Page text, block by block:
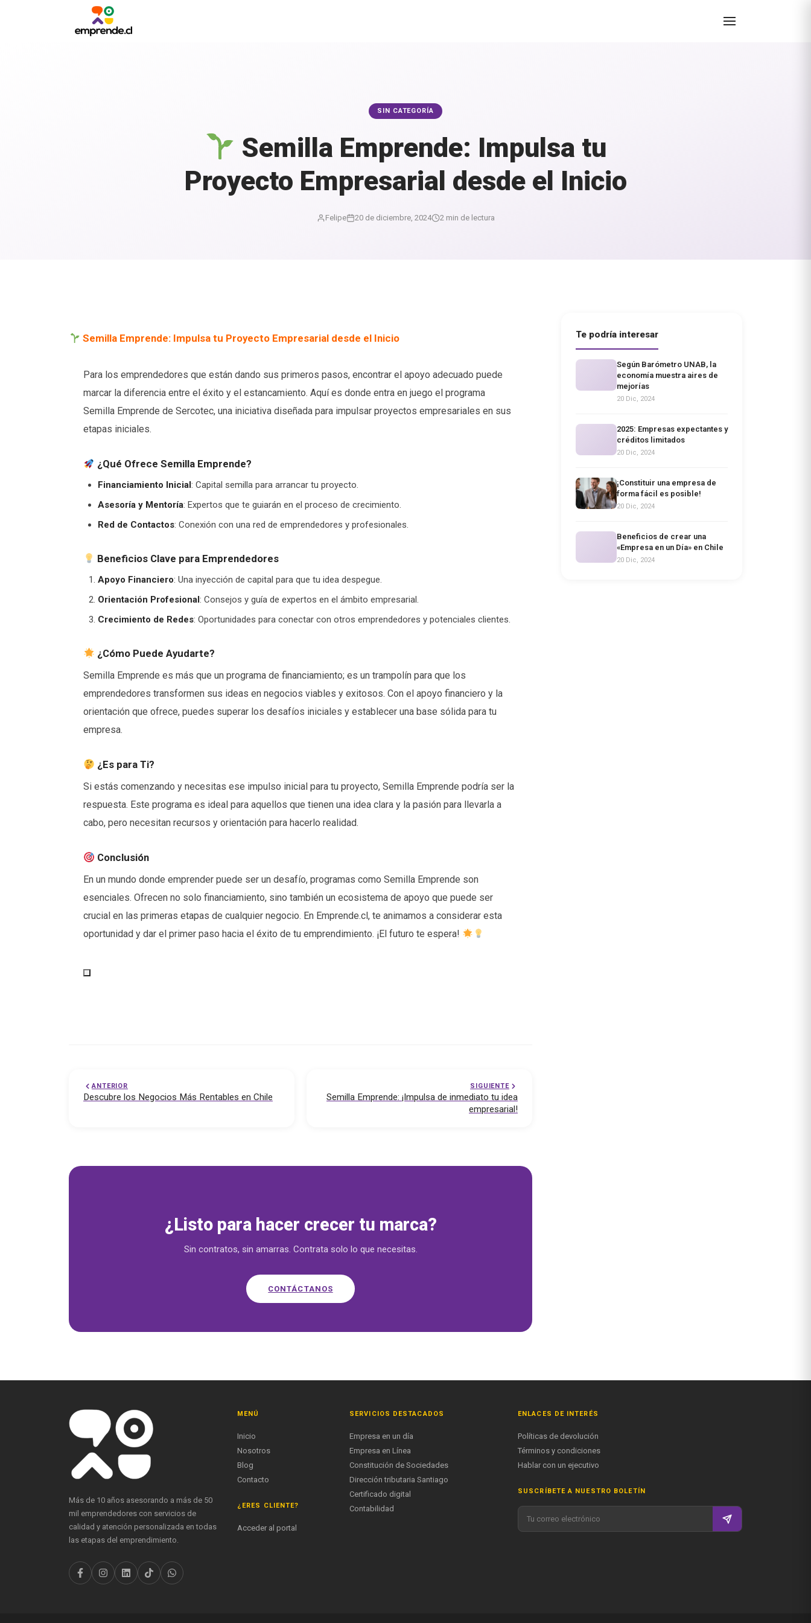
SIN CATEGORÍA
Semilla Emprende: Impulsa tu
Proyecto Empresarial desde el Inicio
Felipe 20 de diciembre, 2024 2 min de lectura
Semilla Emprende: Impulsa tu Proyecto Empresarial desde el Inicio
Para los emprendedores que están dando sus primeros pasos, encontrar el apoyo adecuado puede
marcar la diferencia entre el éxito y el estancamiento. Aquí es donde entra en juego el programa
Semilla Emprende de Sercotec, una iniciativa diseñada para impulsar proyectos empresariales en sus
etapas iniciales.
¿Qué Ofrece Semilla Emprende?
Financiamiento Inicial: Capital semilla para arrancar tu proyecto.
Asesoría y Mentoría: Expertos que te guiarán en el proceso de crecimiento.
Red de Contactos: Conexión con una red de emprendedores y profesionales.
Beneficios Clave para Emprendedores
Apoyo Financiero: Una inyección de capital para que tu idea despegue.
Orientación Profesional: Consejos y guía de expertos en el ámbito empresarial.
Crecimiento de Redes: Oportunidades para conectar con otros emprendedores y potenciales clientes.
¿Cómo Puede Ayudarte?
Semilla Emprende es más que un programa de financiamiento; es un trampolín para que los
emprendedores transformen sus ideas en negocios viables y exitosos. Con el apoyo financiero y la
orientación que ofrece, puedes superar los desafíos iniciales y establecer una base sólida para tu
empresa.
¿Es para Ti?
Si estás comenzando y necesitas ese impulso inicial para tu proyecto, Semilla Emprende podría ser la
respuesta. Este programa es ideal para aquellos que tienen una idea clara y la pasión para llevarla a
cabo, pero necesitan recursos y orientación para hacerlo realidad.
Conclusión
En un mundo donde emprender puede ser un desafío, programas como Semilla Emprende son
esenciales. Ofrecen no solo financiamiento, sino también un ecosistema de apoyo que puede ser
crucial en las primeras etapas de cualquier negocio. En Emprende.cl, te animamos a considerar esta
oportunidad y dar el primer paso hacia el éxito de tu emprendimiento. ¡El futuro te espera!
ANTERIOR
Descubre los Negocios Más Rentables en Chile
SIGUIENTE
Semilla Emprende: ¡Impulsa de inmediato tu idea
empresarial!
¿Listo para hacer crecer tu marca?
Sin contratos, sin amarras. Contrata solo lo que necesitas.
CONTÁCTANOS
Te podría interesar
Según Barómetro UNAB, la
economía muestra aires de
mejorías
20 Dic, 2024
2025: Empresas expectantes y
créditos limitados
20 Dic, 2024
¡Constituir una empresa de
forma fácil es posible!
20 Dic, 2024
Beneficios de crear una
«Empresa en un Día» en Chile
20 Dic, 2024
Más de 10 años asesorando a más de 50
mil emprendedores con servicios de
calidad y atención personalizada en todas
las etapas del emprendimiento.
MENÚ
Inicio
Nosotros
Blog
Contacto
¿ERES CLIENTE?
Acceder al portal
SERVICIOS DESTACADOS
Empresa en un día
Empresa en Línea
Constitución de Sociedades
Dirección tributaria Santiago
Certificado digital
Contabilidad
ENLACES DE INTERÉS
Políticas de devolución
Términos y condiciones
Hablar con un ejecutivo
SUSCRÍBETE A NUESTRO BOLETÍN